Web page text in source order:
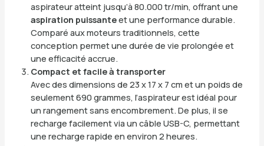
aspirateur atteint jusqu’à 80.000 tr/min, offrant une
aspiration puissanteet une performance durable.
Comparé aux moteurs traditionnels, cette
conception permet une durée de vie prolongée et
une efficacité accrue.
Compact et facile à transporter
Avec des dimensions de 23 x 17 x 7 cm et un poids de
seulement 690 grammes, l’aspirateur est idéal pour
un rangement sans encombrement. De plus, il se
recharge facilement via un câble USB-C, permettant
une recharge rapide en environ 2 heures.